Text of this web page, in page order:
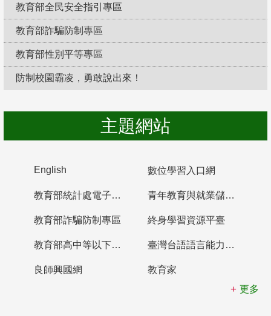
教育部全民安全指引專區
教育部詐騙防制專區
教育部性別平等專區
防制校園霸凌，勇敢說出來！
主題網站
English 數位學習入口網
教育部統計處電子書櫃 青年教育與就業儲蓄帳戶
教育部詐騙防制專區 終身學習資源平臺
教育部高中等以下學校及幼兒園教師資格檢定考試 臺灣台語語言能力認證網站
良師興國網
教育家
更多